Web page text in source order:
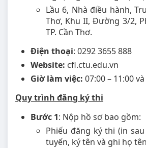
Lầu 6, Nhà điều hành,
Thơ, Khu II, Đường 3/2,
TP. Cần Thơ.
Điện thoại: 0292 3655 888
Website: cfl.ctu.edu.vn
Giờ làm việc: 07:00 – 11:00
Quy trình đăng ký thi
Bước 1: Nộp hồ sơ bao gồm:
Phiếu đăng ký thi (in
tuyến, ký tên và ghi họ